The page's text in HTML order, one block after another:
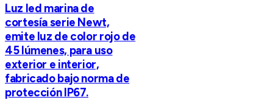
Luz led marina de
cortesía serie Newt,
emite luz de color rojo de
45 lúmenes, para uso
exterior e interior,
fabricado bajo norma de
protección IP67.